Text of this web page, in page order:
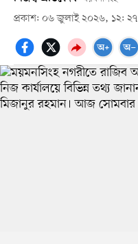
প্রকাশ: ০৬ জুলাই ২০২৬, ১২: ২৭